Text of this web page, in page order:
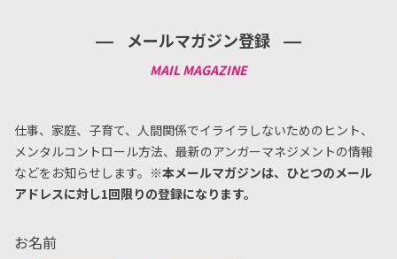
メールマガジン登録
仕事、家庭、子育て、人間関係でイライラしないためのヒント、
メンタルコントロール方法、 最新のアンガーマネジメントの情報
などをお知らせします。 ※本メールマガジンは、ひとつのメール
アドレスに対し1回限りの登録になります。
お名前